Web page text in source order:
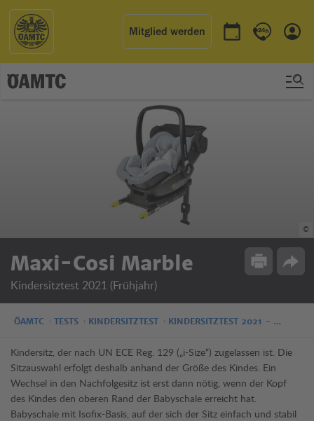
Mitglied werden
Termin buchen
Kontakt &
©
Maxi-Cosi Marble
Kindersitztest 2021 (Frühjahr)
Drucken
ÖAMTC TESTS KINDERSITZTEST KINDERSITZTEST 2021 - …
Kindersitz, der nach UN ECE Reg. 129 („i-Size“) zugelassen ist. Die
Sitzauswahl erfolgt deshalb anhand der Größe des Kindes. Ein
Wechsel in den Nachfolgesitz ist erst dann nötig, wenn der Kopf
des Kindes den oberen Rand der Babyschale erreicht hat.
Babyschale mit Isofix-Basis, auf der sich der Sitz einfach und stabil